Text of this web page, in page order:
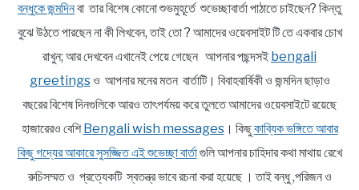
বন্ধুকে জন্মদিনবা তার বিশেষ কোনো শুভমুহূর্তে শুভেচ্ছাবার্তা পাঠাতে চাইছেন? কিন্তু
বুঝে উঠতে পারছেন না কী লিখবেন, তাই তো ? আমাদের ওয়েবসাইট টি তে একবার চোখ
রাখুন; আর দেখবেন এখানেই পেয়ে গেছেন আপনার পছন্দসই bengali
greetingsও আপনার মনের মতন বার্তাটি। বিবাহবার্ষিকী ও জন্মদিন ছাড়াও
বছরের বিশেষ দিনগুলিকে আরও তাৎপর্যময় করে তুলতে আমাদের ওয়েবসাইটে রয়েছে
হাজারেরও বেশিBengali wish messages। কিছুকাব্যিক ভঙ্গিতে আবার
কিছু গদ্যের আকারে সুসজ্জিত এই শুভেচ্ছা বার্তাগুলি আপনার চাহিদার কথা মাথায় রেখে
রুচিসম্মত ও প্রত্যেকটি স্বতন্ত্র ভাবে রচনা করা হয়েছে । তাই বন্ধু ,পরিজন ও